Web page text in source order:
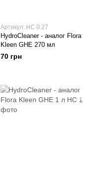
Артикул: HC 0.27
HydroCleaner - аналог Flora
Kleen GHE 270 мл
70 грн